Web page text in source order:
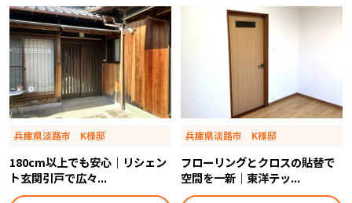
兵庫県淡路市 K様邸
180cm以上でも安心｜リシェン
ト玄関引戸で広々...
兵庫県淡路市 K様邸
フローリングとクロスの貼替で
空間を一新｜東洋テッ...